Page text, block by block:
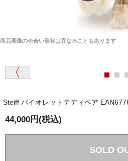
商品画像の色合い形状は異なることもあります
Steiff バイオレットテディベア
44,000円(税込)
SOLD